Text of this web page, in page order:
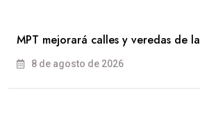
MPT mejorará calles y veredas de la
8 de agosto de 2026